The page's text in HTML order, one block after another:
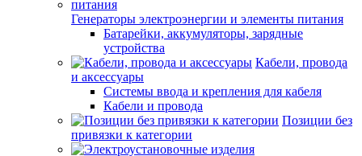
Генераторы электроэнергии и элементы питания
Батарейки, аккумуляторы, зарядные
устройства
Кабели, провода
и аксессуары
Системы ввода и крепления для кабеля
Кабели и провода
Позиции без
привязки к категории